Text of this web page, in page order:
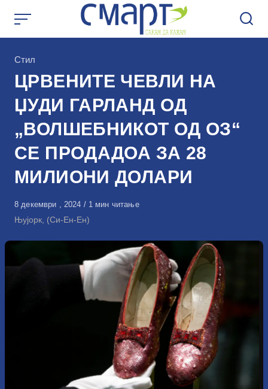
КАтегорија
Стил
ЦРВЕНИТЕ ЧЕВЛИ НА
ЏУДИ ГАРЛАНД ОД
„ВОЛШЕБНИКОТ ОД ОЗ“
СЕ ПРОДАДОА ЗА 28
МИЛИОНИ ДОЛАРИ
Објавено
на
8 декември , 2024 1 мин читање
Њујорк, (Си-Ен-Ен)